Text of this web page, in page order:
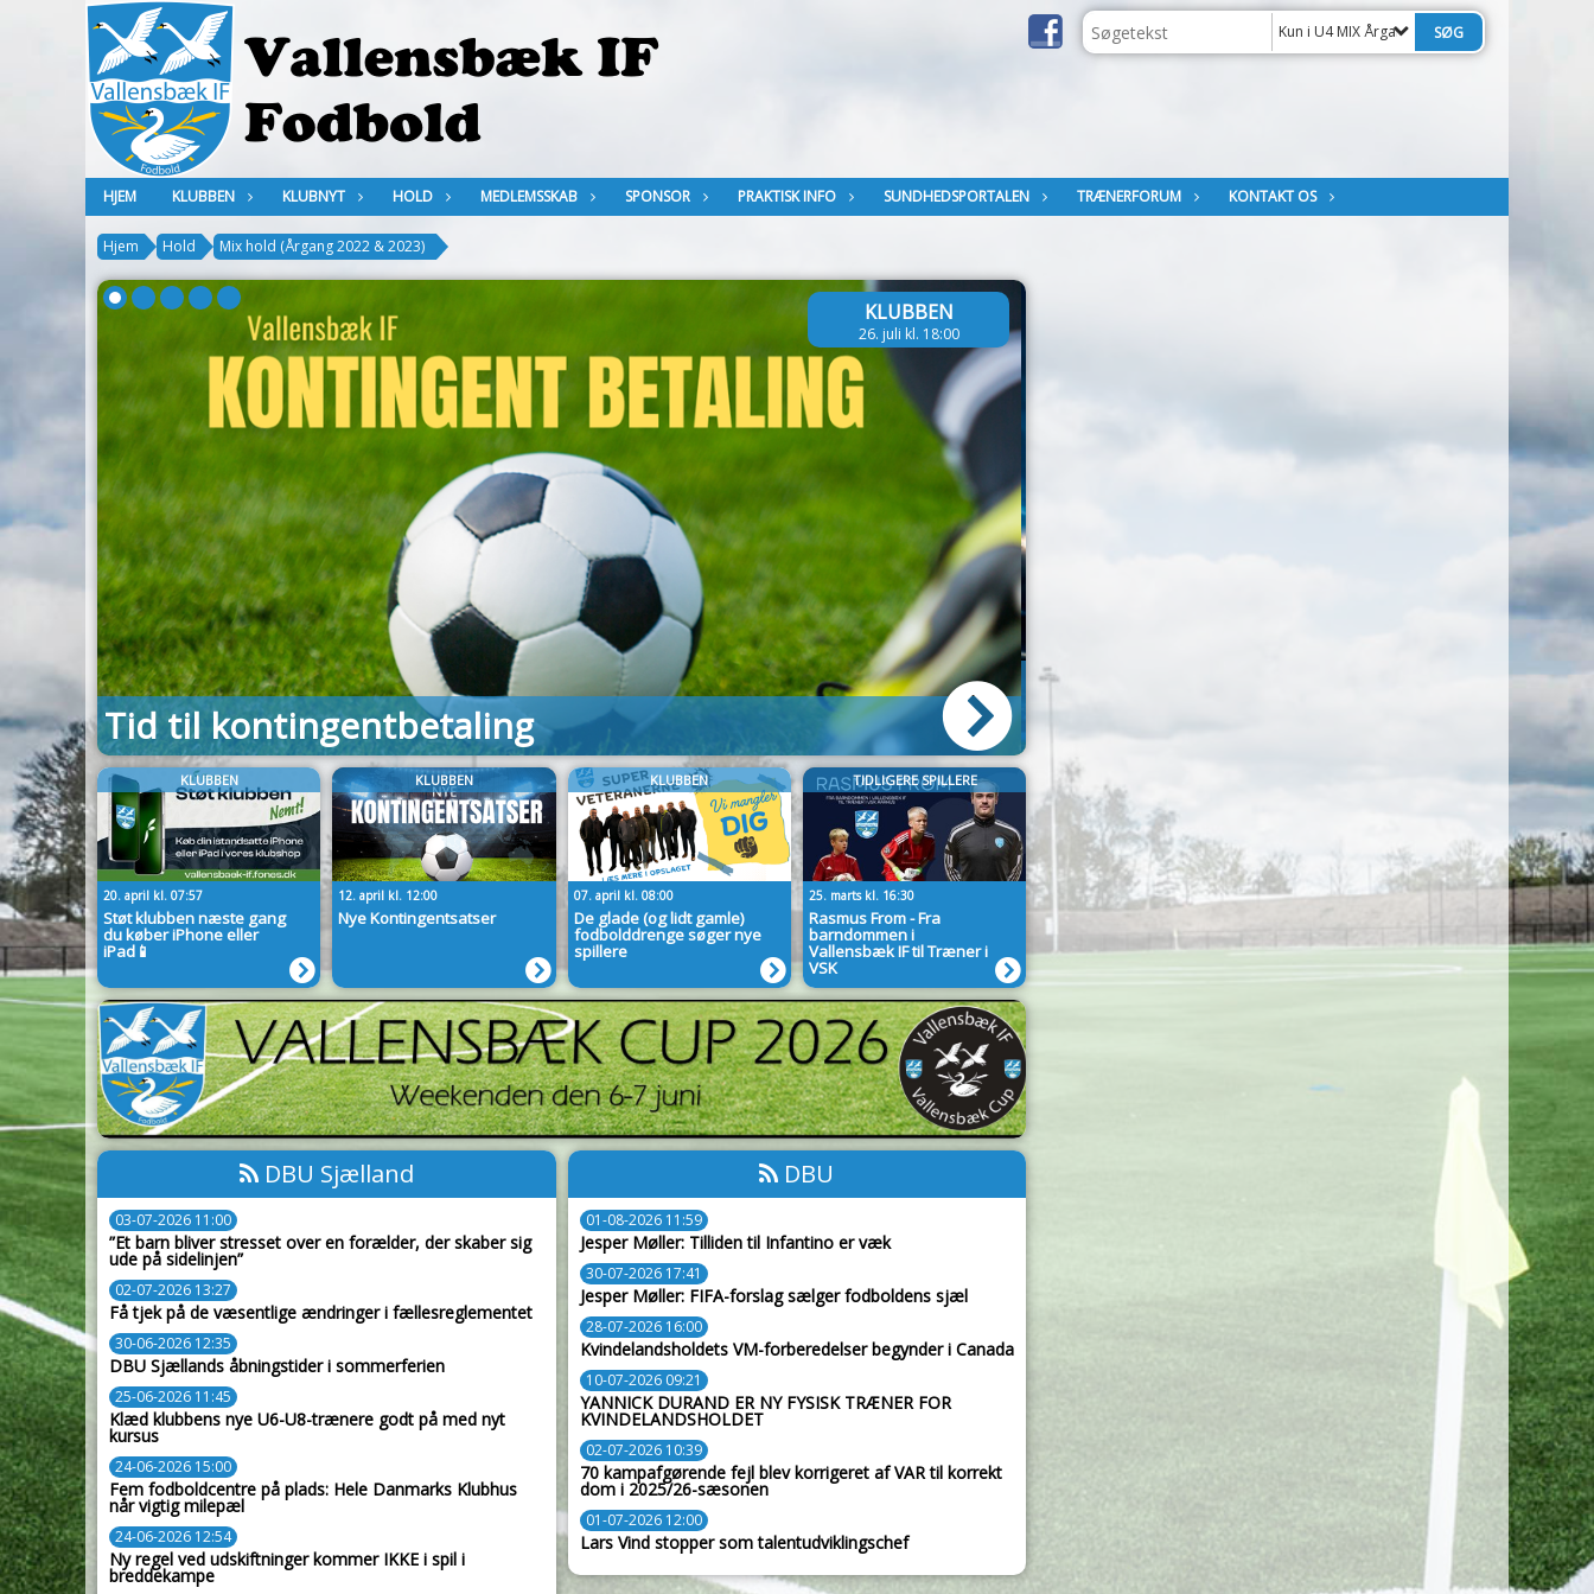
Kun i U4 MIX Årgang 2023
HJEM KLUBBEN KLUBNYT HOLD MEDLEMSSKAB SPONSOR PRAKTISK INFO SUNDHEDSPORTALEN TRÆNERFORUM KONTAKT OS
Hjem Hold Mix hold (Årgang 2022 & 2023)
KLUBBEN
28. juni kl. 10:00
Progressus Plus-træningen fortsætter efter
sommerferien Efterskole kontingent
KLUBBEN
20. april kl. 07:57
Støt klubben næste gang
du køber iPhone eller
iPad📱
KLUBBEN
12. april kl. 12:00
Nye Kontingentsatser
KLUBBEN
07. april kl. 08:00
De glade (og lidt gamle)
fodbolddrenge søger nye
spillere
TIDLIGERE SPILLERE
25. marts kl. 16:30
Rasmus From - Fra
barndommen i
Vallensbæk IF til Træner i
VSK
DBU Sjælland
03-07-2026 11:00
”Et barn bliver stresset over en forælder, der skaber sig
ude på sidelinjen”
02-07-2026 13:27
Få tjek på de væsentlige ændringer i fællesreglementet
30-06-2026 12:35
DBU Sjællands åbningstider i sommerferien
25-06-2026 11:45
Klæd klubbens nye U6-U8-trænere godt på med nyt
kursus
24-06-2026 15:00
Fem fodboldcentre på plads: Hele Danmarks Klubhus
når vigtig milepæl
24-06-2026 12:54
Ny regel ved udskiftninger kommer IKKE i spil i
breddekampe
DBU
01-08-2026 11:59
Jesper Møller: Tilliden til Infantino er væk
30-07-2026 17:41
Jesper Møller: FIFA-forslag sælger fodboldens sjæl
28-07-2026 16:00
Kvindelandsholdets VM-forberedelser begynder i Canada
10-07-2026 09:21
YANNICK DURAND ER NY FYSISK TRÆNER FOR
KVINDELANDSHOLDET
02-07-2026 10:39
70 kampafgørende fejl blev korrigeret af VAR til korrekt
dom i 2025/26-sæsonen
01-07-2026 12:00
Lars Vind stopper som talentudviklingschef